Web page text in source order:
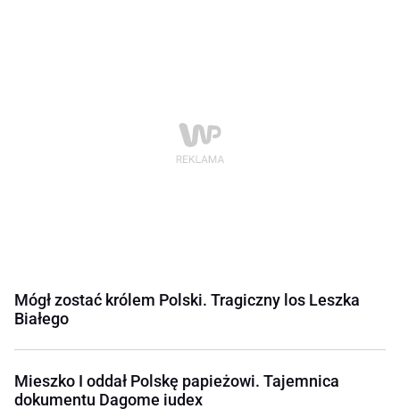
Mógł zostać królem Polski. Tragiczny los Leszka
Białego
Mieszko I oddał Polskę papieżowi. Tajemnica
dokumentu Dagome iudex